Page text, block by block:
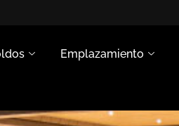
Emplazamiento